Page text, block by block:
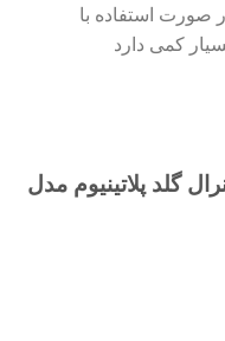
در صورت استفاده با
کمی دارد
کولر گازی 24000 جنرال گلد پلاتینیوم مدل